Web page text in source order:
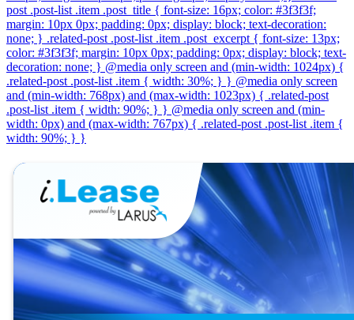
post .post-list .item .post_title { font-size: 16px; color: #3f3f3f;
margin: 10px 0px; padding: 0px; display: block; text-decoration:
none; } .related-post .post-list .item .post_excerpt { font-size: 13px;
color: #3f3f3f; margin: 10px 0px; padding: 0px; display: block; text-
decoration: none; } @media only screen and (min-width: 1024px) {
.related-post .post-list .item { width: 30%; } } @media only screen
and (min-width: 768px) and (max-width: 1023px) { .related-post
.post-list .item { width: 90%; } } @media only screen and (min-
width: 0px) and (max-width: 767px) { .related-post .post-list .item {
width: 90%; } }